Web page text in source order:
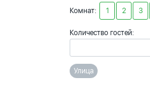
Комнат: 1 2 3
Количество гостей:
Улица